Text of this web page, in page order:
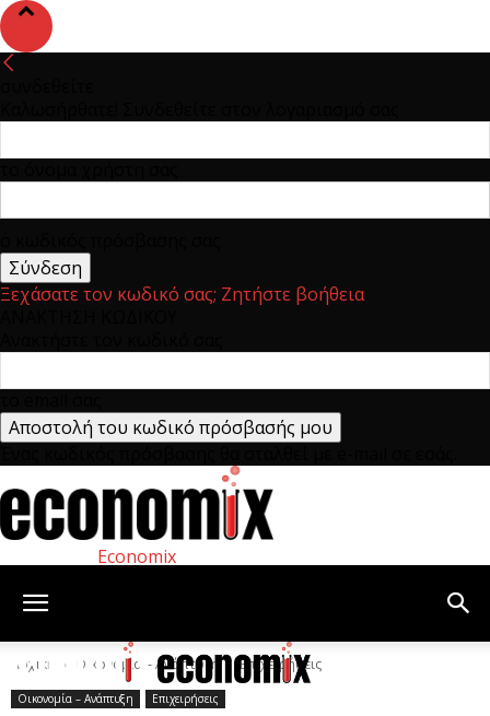
Ξεχάσατε τον κωδικό σας; Ζητήστε βοήθεια
Economix
Αρχική Οικονομία – Ανάπτυξη Επιχειρήσεις
Οικονομία – Ανάπτυξη Επιχειρήσεις